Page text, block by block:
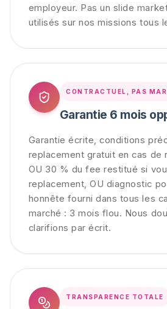
employeur. Pas un slide
utilisés sur nos missions tous
CONTRACTUEL, PAS
Garantie 6 mois
Garantie écrite, conditions
replacement gratuit en cas de
OU 30 % du fee restitué si
replacement, OU diagnostic
honnête fourni dans tous les
marché : 3 mois flou. Nous
clarifions par écrit.
TRANSPARENCE TOTALE